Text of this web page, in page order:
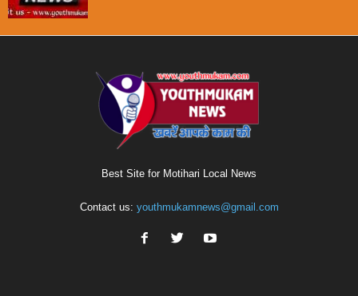
Best Site for Motihari Local News
Contact us: youthmukamnews@gmail.com